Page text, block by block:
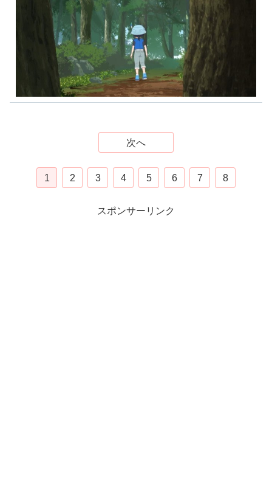
次へ
1 2 3 4 5 6 7 8
スポンサーリンク